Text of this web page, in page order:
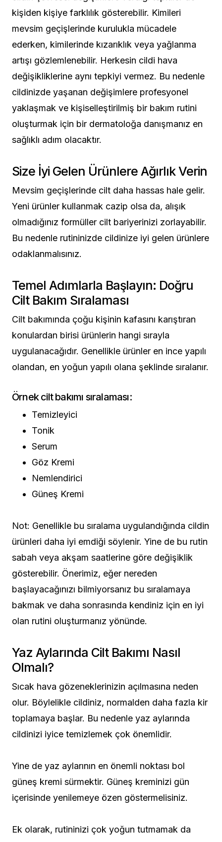
kişiden kişiye farklılık gösterebilir. Kimileri
mevsim geçişlerinde kurulukla mücadele
ederken, kimilerinde kızarıklık veya yağlanma
artışı gözlemlenebilir. Herkesin cildi hava
değişikliklerine aynı tepkiyi vermez. Bu nedenle
cildinizde yaşanan değişimlere profesyonel
yaklaşmak ve kişiselleştirilmiş bir bakım rutini
oluşturmak için bir dermatoloğa danışmanız en
sağlıklı adım olacaktır.
Size İyi Gelen Ürünlere Ağırlık Verin
Mevsim geçişlerinde cilt daha hassas hale gelir.
Yeni ürünler kullanmak cazip olsa da, alışık
olmadığınız formüller cilt bariyerinizi zorlayabilir.
Bu nedenle rutininizde cildinize iyi gelen ürünlere
odaklanmalısınız.
Temel Adımlarla Başlayın: Doğru
Cilt Bakım Sıralaması
Cilt bakımında çoğu kişinin kafasını karıştıran
konulardan birisi ürünlerin hangi sırayla
uygulanacağıdır. Genellikle ürünler en ince yapılı
olandan, en yoğun yapılı olana şeklinde sıralanır.
Örnek cilt bakımı sıralaması:
Temizleyici
Tonik
Serum
Göz Kremi
Nemlendirici
Güneş Kremi
Not: Genellikle bu sıralama uygulandığında cildin
ürünleri daha iyi emdiği söylenir. Yine de bu rutin
sabah veya akşam saatlerine göre değişiklik
gösterebilir. Önerimiz, eğer nereden
başlayacağınızı bilmiyorsanız bu sıralamaya
bakmak ve daha sonrasında kendiniz için en iyi
olan rutini oluşturmanız yönünde.
Yaz Aylarında Cilt Bakımı Nasıl
Olmalı?
Sıcak hava gözeneklerinizin açılmasına neden
olur. Böylelikle cildiniz, normalden daha fazla kir
toplamaya başlar. Bu nedenle yaz aylarında
cildinizi iyice temizlemek çok önemlidir.
Yine de yaz aylarının en önemli noktası bol
güneş kremi sürmektir. Güneş kreminizi gün
içerisinde yenilemeye özen göstermelisiniz.
Ek olarak, rutininizi çok yoğun tutmamak da